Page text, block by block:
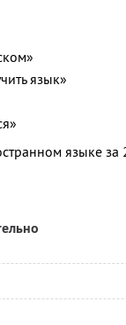
язык»
языке за